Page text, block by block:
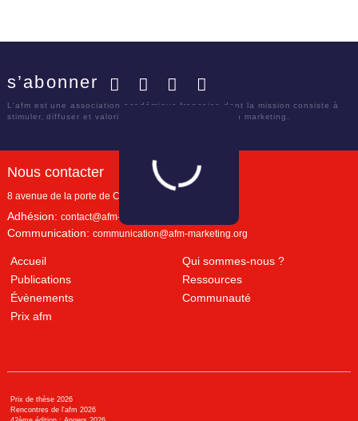
s’abonner
L'afm est une association académique française dont la mission consiste à
stimuler, diffuser et valoriser le savoir scientifique en marketing.
Nous contacter
8 avenue de la porte de Champerret
Adhésion: contact@afm-marketing.org
Communication: communication@afm-marketing.org
Accueil
Qui sommes-nous ?
Publications
Ressources
Évènements
Communauté
Prix afm
Prix de thèse 2026
Rencontres de l'afm 2026